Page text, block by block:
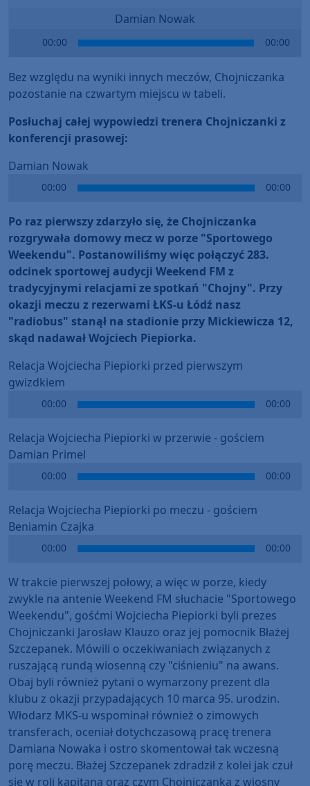
Damian Nowak
00:00 00:00
Bez względu na wyniki innych meczów, Chojniczanka
pozostanie na czwartym miejscu w tabeli.
Posłuchaj całej wypowiedzi trenera Chojniczanki z
konferencji prasowej:
Damian Nowak
00:00 00:00
Po raz pierwszy zdarzyło się, że Chojniczanka
rozgrywała domowy mecz w porze "Sportowego
Weekendu". Postanowiliśmy więc połączyć 283.
odcinek sportowej audycji Weekend FM z
tradycyjnymi relacjami ze spotkań "Chojny". Przy
okazji meczu z rezerwami ŁKS-u Łódź nasz
"radiobus" stanął na stadionie przy Mickiewicza 12,
skąd nadawał Wojciech Piepiorka.
Relacja Wojciecha Piepiorki przed pierwszym
gwizdkiem
00:00 00:00
Relacja Wojciecha Piepiorki w przerwie - gościem
Damian Primel
00:00 00:00
Relacja Wojciecha Piepiorki po meczu - gościem
Beniamin Czajka
00:00 00:00
W trakcie pierwszej połowy, a więc w porze, kiedy
zwykle na antenie Weekend FM słuchacie "Sportowego
Weekendu", gośćmi Wojciecha Piepiorki byli prezes
Chojniczanki Jarosław Klauzo oraz jej pomocnik Błażej
Szczepanek. Mówili o oczekiwaniach związanych z
ruszającą rundą wiosenną czy "ciśnieniu" na awans.
Obaj byli również pytani o wymarzony prezent dla
klubu z okazji przypadających 10 marca 95. urodzin.
Włodarz MKS-u wspominał również o zimowych
transferach, oceniał dotychczasową pracę trenera
Damiana Nowaka i ostro skomentował tak wczesną
porę meczu. Błażej Szczepanek zdradził z kolei jak czuł
się w roli kapitana oraz czym Chojniczanka z wiosny